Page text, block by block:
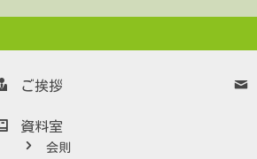
ご挨拶
資料室
会則